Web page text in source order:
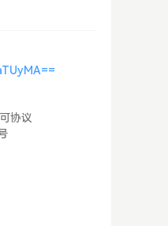
协议